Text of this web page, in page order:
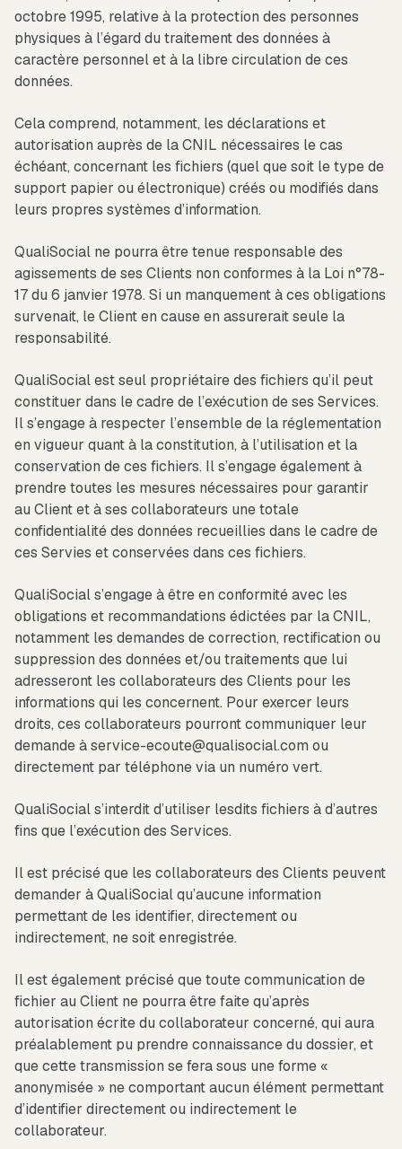
octobre 1995, relative à la protection des personnes
physiques à l’égard du traitement des données à
caractère personnel et à la libre circulation de ces
données.
Cela comprend, notamment, les déclarations et
autorisation auprès de la CNIL nécessaires le cas
échéant, concernant les fichiers (quel que soit le type de
support papier ou électronique) créés ou modifiés dans
leurs propres systèmes d’information.
QualiSocial ne pourra être tenue responsable des
agissements de ses Clients non conformes à la Loi n°78-
17 du 6 janvier 1978. Si un manquement à ces obligations
survenait, le Client en cause en assurerait seule la
responsabilité.
QualiSocial est seul propriétaire des fichiers qu’il peut
constituer dans le cadre de l’exécution de ses Services.
Il s’engage à respecter l’ensemble de la réglementation
en vigueur quant à la constitution, à l’utilisation et la
conservation de ces fichiers. Il s’engage également à
prendre toutes les mesures nécessaires pour garantir
au Client et à ses collaborateurs une totale
confidentialité des données recueillies dans le cadre de
ces Servies et conservées dans ces fichiers.
QualiSocial s’engage à être en conformité avec les
obligations et recommandations édictées par la CNIL,
notamment les demandes de correction, rectification ou
suppression des données et/ou traitements que lui
adresseront les collaborateurs des Clients pour les
informations qui les concernent. Pour exercer leurs
droits, ces collaborateurs pourront communiquer leur
demande à service-ecoute@qualisocial.com ou
directement par téléphone via un numéro vert.
QualiSocial s’interdit d’utiliser lesdits fichiers à d’autres
fins que l’exécution des Services.
Il est précisé que les collaborateurs des Clients peuvent
demander à QualiSocial qu’aucune information
permettant de les identifier, directement ou
indirectement, ne soit enregistrée.
Il est également précisé que toute communication de
fichier au Client ne pourra être faite qu’après
autorisation écrite du collaborateur concerné, qui aura
préalablement pu prendre connaissance du dossier, et
que cette transmission se fera sous une forme «
anonymisée » ne comportant aucun élément permettant
d’identifier directement ou indirectement le
collaborateur.